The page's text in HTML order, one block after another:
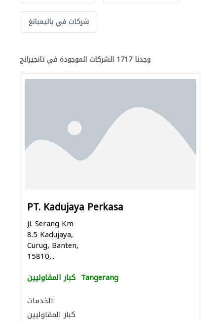
شركات في باليمبانغ
وجدنا 1717 الشركات الموجودة في تانجيرانج
PT. Kadujaya Perkasa
Jl. Serang Km
8.5 Kadujaya,
Curug, Banten,
15810,...
كبار المقاوليين Tangerang
الخدمات:
كبار المقاوليين